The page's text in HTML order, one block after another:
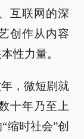
互联网的深
创作从内容
性力量。
，微短剧就
十年乃至上
缩时社会”创